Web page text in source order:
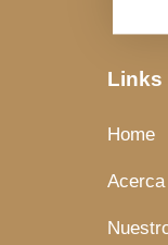
Links
Home